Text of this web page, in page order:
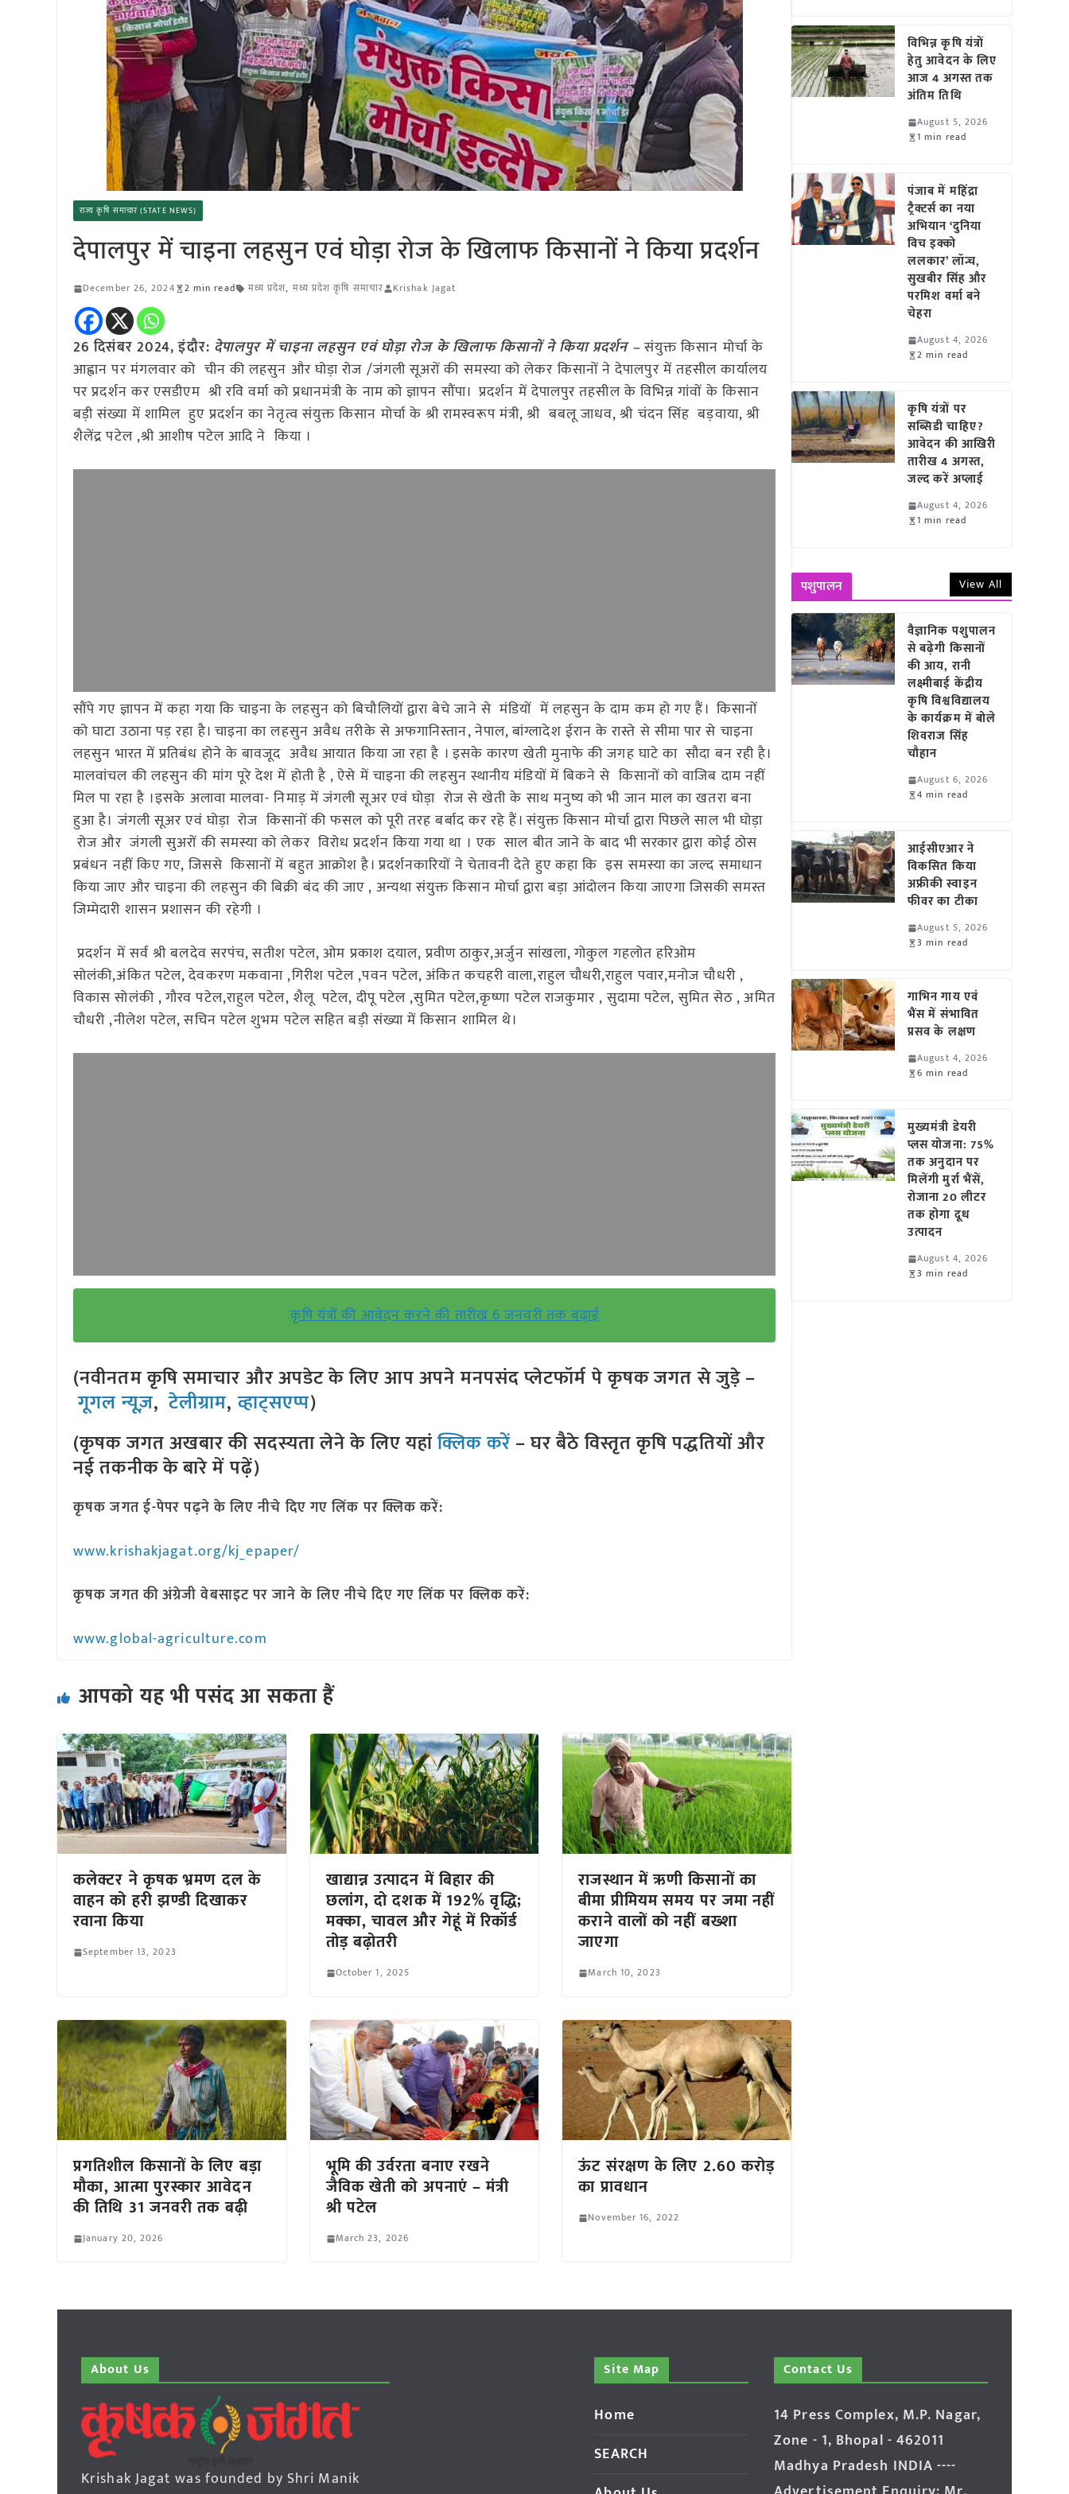
राज्य कृषि समाचार (STATE NEWS)
देपालपुर में चाइना लहसुन एवं घोड़ा रोज के खिलाफ किसानों ने किया प्रदर्शन
December 26, 2024 2 min read मध्य प्रदेश, मध्य प्रदेश कृषि समाचार Krishak Jagat
26 दिसंबर 2024,इंदौर: देपालपुर में चाइना लहसुन एवं घोड़ा रोज के खिलाफ किसानोंने किया प्रदर्शन –संयुक्त किसान मोर्चा के
आह्वान पर मंगलवार को चीन की लहसुन और घोड़ा रोज /जंगली सूअरों की समस्या को लेकर किसानों ने देपालपुर में तहसील कार्यालय
पर प्रदर्शन कर एसडीएम श्री रवि वर्मा को प्रधानमंत्री के नाम को ज्ञापन सौंपा। प्रदर्शन में देपालपुर तहसील के विभिन्न गांवों के किसान
बड़ी संख्या में शामिल हुए प्रदर्शन का नेतृत्व संयुक्त किसान मोर्चा के श्री रामस्वरूप मंत्री, श्री बबलू जाधव, श्री चंदन सिंह बड़वाया, श्री
शैलेंद्र पटेल ,श्री आशीष पटेल आदि ने किया ।
सौंपे गए ज्ञापन में कहा गया कि चाइना के लहसुन को बिचौलियों द्वारा बेचे जाने से मंडियों में लहसुन के दाम कम हो गए हैं। किसानों
को घाटा उठाना पड़ रहा है। चाइना का लहसुन अवैध तरीके से अफगानिस्तान, नेपाल, बांग्लादेश ईरान के रास्ते से सीमा पार से चाइना
लहसुन भारत में प्रतिबंध होने के बावजूद अवैध आयात किया जा रहा है । इसके कारण खेती मुनाफे की जगह घाटे का सौदा बन रही है।
मालवांचल की लहसुन की मांग पूरे देश में होती है , ऐसे में चाइना की लहसुन स्थानीय मंडियों में बिकने से किसानों को वाजिब दाम नहीं
मिल पा रहा है ।इसके अलावा मालवा- निमाड़ में जंगली सूअर एवं घोड़ा रोज से खेती के साथ मनुष्य को भी जान माल का खतरा बना
हुआ है। जंगली सूअर एवं घोड़ा रोज किसानों की फसल को पूरी तरह बर्बाद कर रहे हैं। संयुक्त किसान मोर्चा द्वारा पिछले साल भी घोड़ा
रोज और जंगली सुअरों की समस्या को लेकर विरोध प्रदर्शन किया गया था । एक साल बीत जाने के बाद भी सरकार द्वारा कोई ठोस
प्रबंधन नहीं किए गए, जिससे किसानों में बहुत आक्रोश है। प्रदर्शनकारियों ने चेतावनी देते हुए कहा कि इस समस्या का जल्द समाधान
किया जाए और चाइना की लहसुन की बिक्री बंद की जाए , अन्यथा संयुक्त किसान मोर्चा द्वारा बड़ा आंदोलन किया जाएगा जिसकी समस्त
जिम्मेदारी शासन प्रशासन की रहेगी ।
प्रदर्शन में सर्व श्री बलदेव सरपंच, सतीश पटेल, ओम प्रकाश दयाल, प्रवीण ठाकुर,अर्जुन सांखला, गोकुल गहलोत हरिओम
सोलंकी,अंकित पटेल, देवकरण मकवाना ,गिरीश पटेल ,पवन पटेल, अंकित कचहरी वाला,राहुल चौधरी,राहुल पवार,मनोज चौधरी ,
विकास सोलंकी , गौरव पटेल,राहुल पटेल, शैलू पटेल, दीपू पटेल ,सुमित पटेल,कृष्णा पटेल राजकुमार , सुदामा पटेल, सुमित सेठ , अमित
चौधरी ,नीलेश पटेल, सचिन पटेल शुभम पटेल सहित बड़ी संख्या में किसान शामिल थे।
कृषि यंत्रों की आवेदन करने की तारीख 6 जनवरी तक बढ़ाई
(नवीनतम कृषि समाचार और अपडेट के लिए आप अपने मनपसंद प्लेटफॉर्म पे कृषक जगत से जुड़े –
गूगल न्यूज़,टेलीग्राम,व्हाट्सएप्प)
(कृषक जगत अखबार की सदस्यता लेने के लिए यहांक्लिक करें– घर बैठे विस्तृत कृषि पद्धतियों और
नई तकनीक के बारे में पढ़ें)
कृषक जगत ई-पेपर पढ़ने के लिए नीचे दिए गए लिंक पर क्लिक करें:
www.krishakjagat.org/kj_epaper/
कृषक जगत की अंग्रेजी वेबसाइट पर जाने के लिए नीचे दिए गए लिंक पर क्लिक करें:
www.global-agriculture.com
आपको यह भी पसंद आ सकता हैं
कलेक्टर ने कृषक भ्रमण दल के
वाहन को हरी झण्डी दिखाकर
रवाना किया
September 13, 2023
खाद्यान्न उत्पादन में बिहार की
छलांग, दो दशक में 192% वृद्धि;
मक्का, चावल और गेहूं में रिकॉर्ड
तोड़ बढ़ोतरी
October 1, 2025
राजस्थान में ऋणी किसानों का
बीमा प्रीमियम समय पर जमा नहीं
कराने वालों को नहीं बख्शा
जाएगा
March 10, 2023
प्रगतिशील किसानों के लिए बड़ा
मौका, आत्मा पुरस्कार आवेदन
की तिथि 31 जनवरी तक बढ़ी
January 20, 2026
भूमि की उर्वरता बनाए रखने
जैविक खेती को अपनाएं – मंत्री
श्री पटेल
March 23, 2026
ऊंट संरक्षण के लिए 2.60 करोड़
का प्रावधान
November 16, 2022
विभिन्न कृषि यंत्रों
हेतु आवेदन के लिए
आज 4 अगस्त तक
अंतिम तिथि
August 5, 2026
1 min read
पंजाब में महिंद्रा
ट्रैक्टर्स का नया
अभियान ‘दुनिया
विच इक्को
ललकार’ लॉन्च,
सुखबीर सिंह और
परमिश वर्मा बने
चेहरा
August 4, 2026
2 min read
कृषि यंत्रों पर
सब्सिडी चाहिए?
आवेदन की आखिरी
तारीख 4 अगस्त,
जल्द करें अप्लाई
August 4, 2026
1 min read
पशुपालन View All
वैज्ञानिक पशुपालन
से बढ़ेगी किसानों
की आय, रानी
लक्ष्मीबाई केंद्रीय
कृषि विश्वविद्यालय
के कार्यक्रम में बोले
शिवराज सिंह
चौहान
August 6, 2026
4 min read
आईसीएआर ने
विकसित किया
अफ्रीकी स्वाइन
फीवर का टीका
August 5, 2026
3 min read
गाभिन गाय एवं
भैंस में संभावित
प्रसव के लक्षण
August 4, 2026
6 min read
मुख्यमंत्री डेयरी
प्लस योजना: 75%
तक अनुदान पर
मिलेंगी मुर्रा भैंसें,
रोजाना 20 लीटर
तक होगा दूध
उत्पादन
August 4, 2026
3 min read
About Us
Krishak Jagat was founded by Shri Manik
Site Map
Home
SEARCH
Contact Us
14 Press Complex, M.P. Nagar,
Zone - 1, Bhopal - 462011
Madhya Pradesh INDIA ----